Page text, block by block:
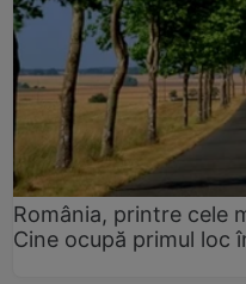
România, printre cele
Cine ocupă primul loc